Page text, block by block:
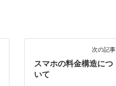
次の記事
スマホの料金構造につ
いて